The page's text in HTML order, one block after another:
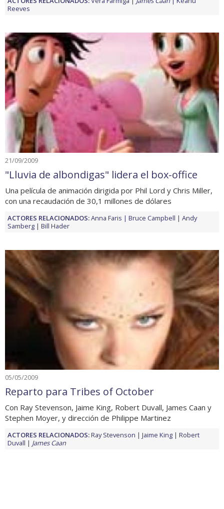
Reeves
21/09/2009
"Lluvia de albondigas" lidera el box-office
Una película de animación dirigida por Phil Lord y Chris Miller,
con una recaudación de 30,1 millones de dólares
ACTORES RELACIONADOS:Anna Faris Bruce Campbell
Andy
Samberg
Bill Hader
05/05/2009
Reparto para Tribes of October
Con Ray Stevenson, Jaime King, Robert Duvall, James Caan y
Stephen Moyer, y dirección de Philippe Martinez
ACTORES RELACIONADOS:Ray Stevenson Jaime King
Robert
Duvall
James Caan